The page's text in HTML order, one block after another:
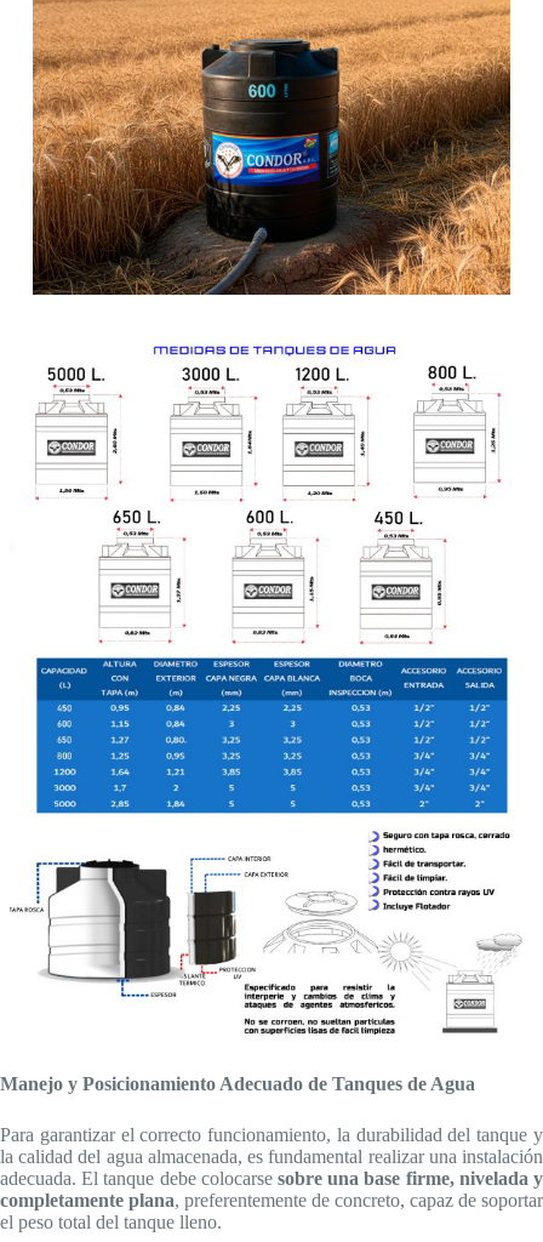
Manejo y Posicionamiento Adecuado de Tanques de Agua
Para garantizar el correcto funcionamiento, la durabilidad del tanque y
la calidad del agua almacenada, es fundamental realizar una instalación
adecuada. El tanque debe colocarse sobre una base firme, nivelada y
completamente plana, preferentemente de concreto, capaz de soportar
el peso total del tanque lleno.